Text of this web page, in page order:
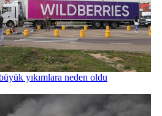
yıkımlara neden oldu